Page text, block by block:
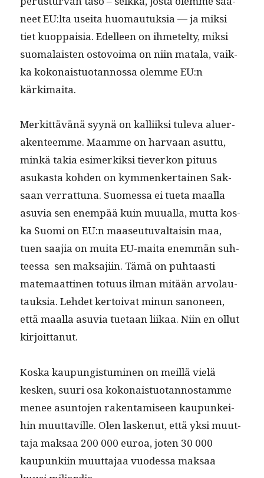
neet EU:lta usei­ta huo­mau­tuk­sia — ja mik­si
tiet kuop­paisia. Edelleen on ihme­tel­ty, mik­si
suo­ma­lais­ten ostovoima on niin mata­la, vaik­
ka kokon­ais­tuotan­nos­sa olemme EU:n
kärkimaita.
Merkit­tävänä syynä on kalli­ik­si tule­va aluer­
ak­en­teemme. Maamme on har­vaan asut­tu,
minkä takia esimerkik­si tiev­erkon pitu­us
asukas­ta kohden on kym­menker­tainen Sak­
saan ver­rat­tuna. Suomes­sa ei tue­ta maal­la
asu­via sen enem­pää kuin muual­la, mut­ta kos­
ka Suo­mi on EU:n maaseu­tu­val­taisin maa,
tuen saa­jia on mui­ta EU-mai­ta enem­män suh­
teessa sen mak­saji­in. Tämä on puh­taasti
matemaat­ti­nen totu­us ilman mitään arvolau­
tauk­sia. Lehdet ker­toi­vat min­un sanoneen,
että maal­la asu­via tue­taan liikaa. Niin en ollut
kirjoittanut.
Kos­ka kaupungis­tu­mi­nen on meil­lä vielä
kesken, suuri osa kokon­ais­tuotan­nos­tamme
menee asun­to­jen rak­en­tamiseen kaupunkei­
hin muut­taville. Olen laskenut, että yksi muut­
ta­ja mak­saa 200 000 euroa, joten 30 000
kaupunki­in muut­ta­jaa vuodessa mak­saa